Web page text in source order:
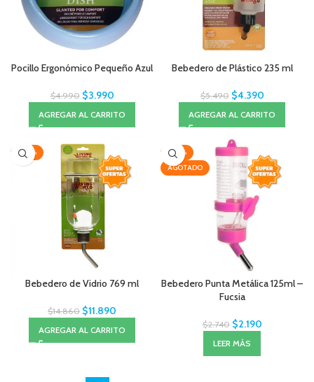
Pocillo Ergonómico Pequeño Azul
$4.990 $3.990
AGREGAR AL CARRITO
Bebedero de Plástico 235 ml
$5.490 $4.390
AGREGAR AL CARRITO
-20%
Bebedero de Vidrio 769 ml
$14.860 $11.890
AGREGAR AL CARRITO
-20%
AGOTADO
Bebedero Punta Metálica 125ml –
Fucsia
$2.740 $2.190
LEER MÁS